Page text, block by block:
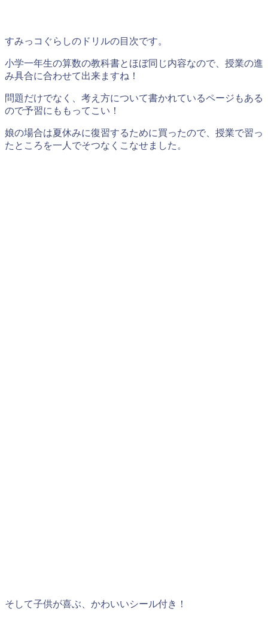
すみっコぐらしのドリルの目次です。
小学一年生の算数の教科書とほぼ同じ内容なので、授業の進
み具合に合わせて出来ますね！
問題だけでなく、考え方について書かれているページもある
ので予習にももってこい！
娘の場合は夏休みに復習するために買ったので、授業で習っ
たところを一人でそつなくこなせました。
そして子供が喜ぶ、かわいいシール付き！